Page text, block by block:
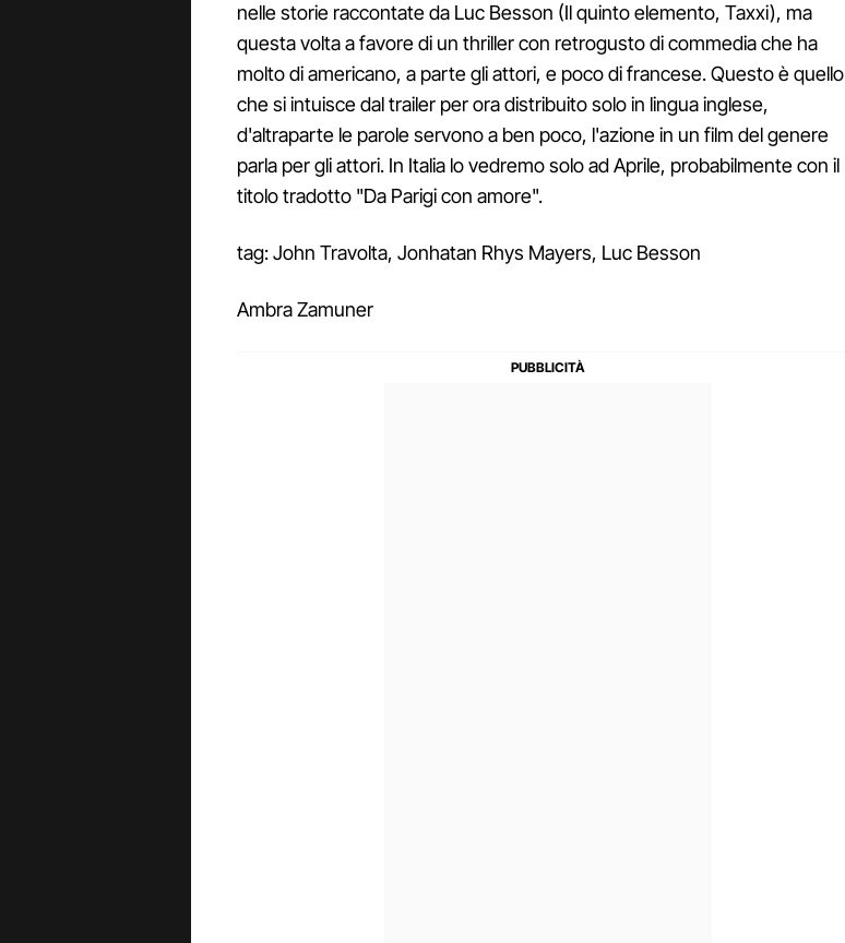
nelle storie raccontate da Luc Besson (Il quinto elemento, Taxxi), ma
questa volta a favore di un thriller con retrogusto di commedia che ha
molto di americano, a parte gli attori, e poco di francese. Questo è quello
che si intuisce dal trailer per ora distribuito solo in lingua inglese,
d'altraparte le parole servono a ben poco, l'azione in un film del genere
parla per gli attori. In Italia lo vedremo solo ad Aprile, probabilmente con il
titolo tradotto "Da Parigi con amore".
tag: John Travolta, Jonhatan Rhys Mayers, Luc Besson
Ambra Zamuner